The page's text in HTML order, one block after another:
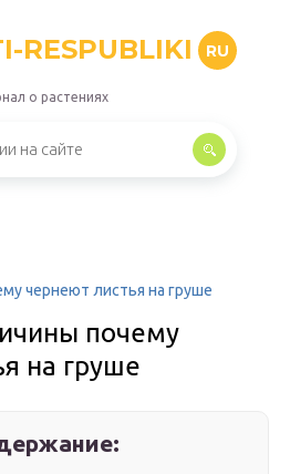
RESPUBLIKI RU
о растениях
чернеют листья на груше
почему
на груше